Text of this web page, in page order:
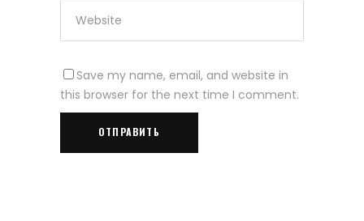
Save my name, email, and website in
this browser for the next time I comment.